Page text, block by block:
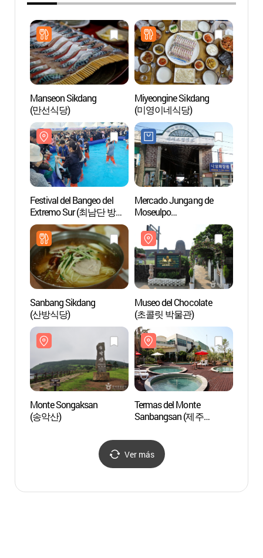
Manseon Sikdang
(만선식당)
Miyeongine Sikdang
(미영이네식당)
Festival del Bangeo del
Extremo Sur (최남단 방어
축제)
Mercado Jungang de
Moseulpo
(모슬포중앙시장)
Sanbang Sikdang
(산방식당)
Museo del Chocolate
(초콜릿 박물관)
Monte Songaksan
(송악산)
Termas del Monte
Sanbangsan (제주
Ver más